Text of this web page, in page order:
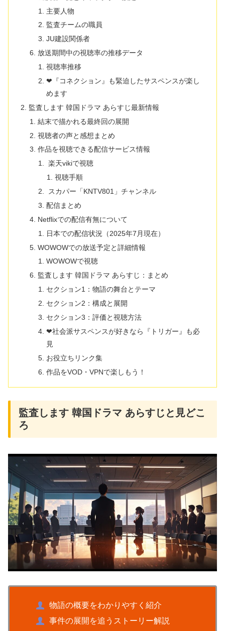
主要人物
監査チームの職員
JU建設関係者
放送期間中の視聴率の推移データ
視聴率推移
❤『コネクション』も緊迫したサスペンスが楽し
めます
監査します 韓国ドラマ あらすじ最新情報
結末で描かれる最終回の展開
視聴者の声と感想まとめ
作品を視聴できる配信サービス情報
楽天vikiで視聴
視聴手順
スカパー「KNTV801」チャンネル
配信まとめ
Netflixでの配信有無について
日本での配信状況（2025年7月現在）
WOWOWでの放送予定と詳細情報
WOWOWで視聴
監査します 韓国ドラマ あらすじ：まとめ
セクション1：物語の舞台とテーマ
セクション2：構成と展開
セクション3：評価と視聴方法
❤社会派サスペンスが好きなら『トリガー』も必
見
お役立ちリンク集
作品をVOD・VPNで楽しもう！
監査します 韓国ドラマ あらすじと見どこ
ろ
物語の概要をわかりやすく紹介
事件の展開を追うストーリー解説